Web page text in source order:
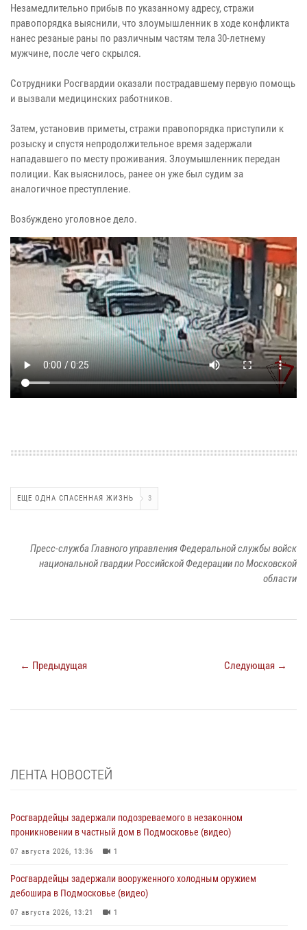
Незамедлительно прибыв по указанному адресу, стражи
правопорядка выяснили, что злоумышленник в ходе конфликта
нанес резаные раны по различным частям тела 30-летнему
мужчине, после чего скрылся.
Сотрудники Росгвардии оказали пострадавшему первую помощь
и вызвали медицинских работников.
Затем, установив приметы, стражи правопорядка приступили к
розыску и спустя непродолжительное время задержали
нападавшего по месту проживания. Злоумышленник передан
полиции. Как выяснилось, ранее он уже был судим за
аналогичное преступление.
Возбуждено уголовное дело.
ЕЩЕ ОДНА СПАСЕННАЯ ЖИЗНЬ 3
Пресс-служба Главного управления Федеральной службы войск
национальной гвардии Российской Федерации по Московской
области
← Предыдущая Следующая →
ЛЕНТА НОВОСТЕЙ
Росгвардейцы задержали подозреваемого в незаконном
проникновении в частный дом в Подмосковье (видео)
07 августа 2026, 13:36 1
Росгвардейцы задержали вооруженного холодным оружием
дебошира в Подмосковье (видео)
07 августа 2026, 13:21 1